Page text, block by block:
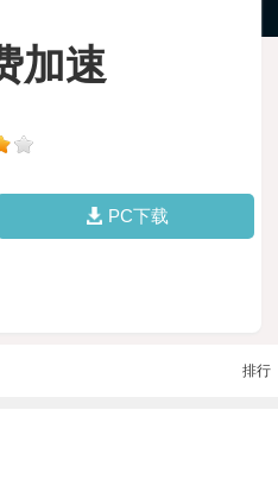
加速
PC下载
排行